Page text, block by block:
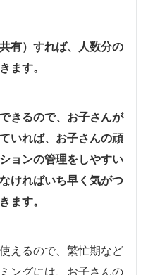
有）すれば、人数分の
ます。
きるので、お子さんが
いれば、お子さんの頑
ョンの管理をしやすい
ければいち早く気がつ
ます。
えるので、繁忙期など
ングには、お子さんの